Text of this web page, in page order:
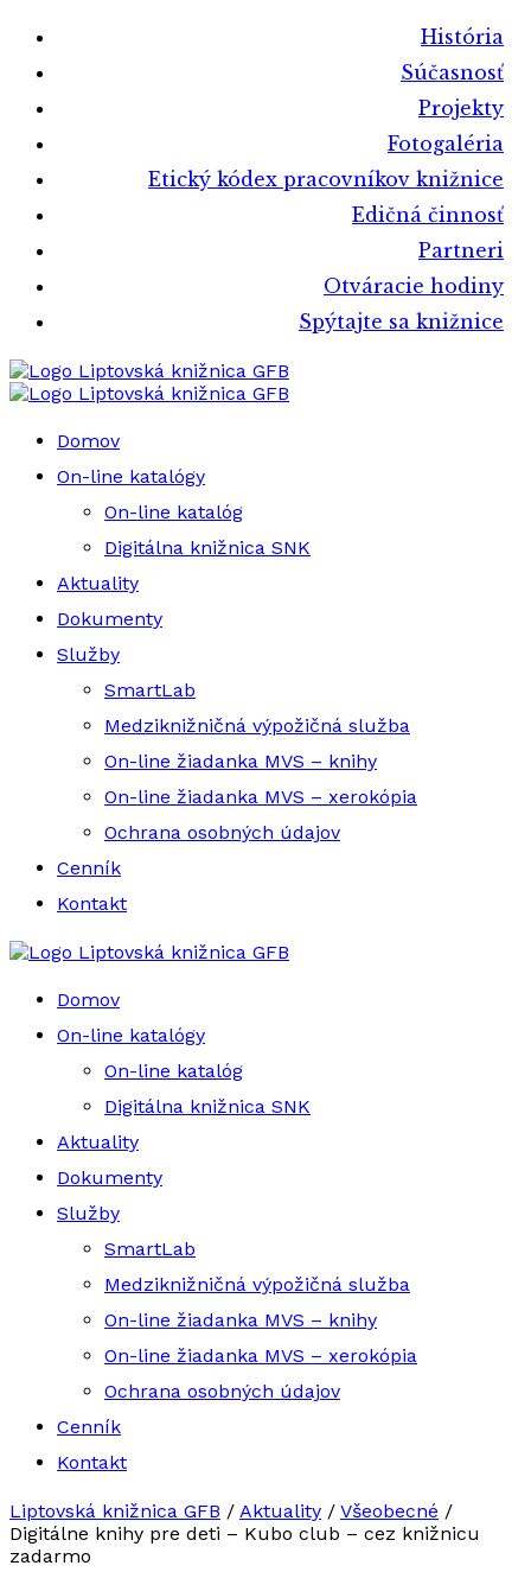
História
Súčasnosť
Projekty
Fotogaléria
Etický kódex pracovníkov knižnice
Edičná činnosť
Partneri
Otváracie hodiny
Spýtajte sa knižnice
Liptovská knižnica GFB
Liptovská knižnica GFB
Domov
On-line katalógy
On-line katalóg
Digitálna knižnica SNK
Aktuality
Dokumenty
Služby
SmartLab
Medziknižničná výpožičná služba
On-line žiadanka MVS – knihy
On-line žiadanka MVS – xerokópia
Ochrana osobných údajov
Cenník
Kontakt
Liptovská knižnica GFB
Domov
On-line katalógy
On-line katalóg
Digitálna knižnica SNK
Aktuality
Dokumenty
Služby
SmartLab
Medziknižničná výpožičná služba
On-line žiadanka MVS – knihy
On-line žiadanka MVS – xerokópia
Ochrana osobných údajov
Cenník
Kontakt
Liptovská knižnica GFB / Aktuality / Všeobecné /
Digitálne knihy pre deti – Kubo club – cez knižnicu
zadarmo